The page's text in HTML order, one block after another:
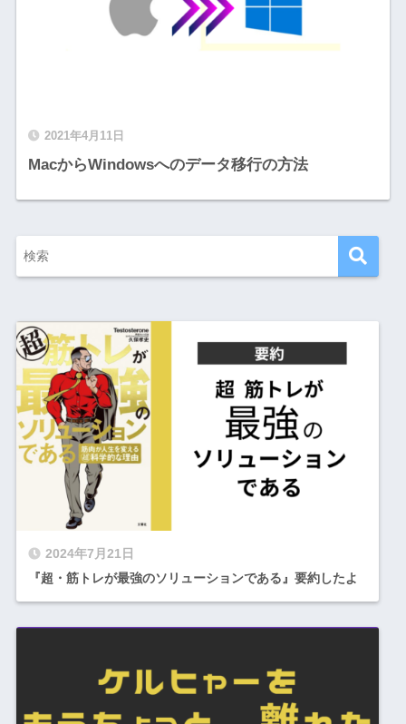
2021年4月11日
MacからWindowsへのデータ移行の方法
2024年7月21日
『超・筋トレが最強のソリューションである』要約したよ